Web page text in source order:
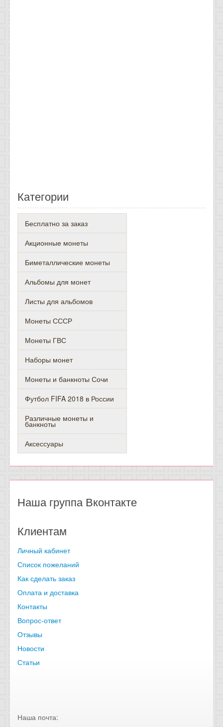
Категории
Бесплатно за заказ
Акционные монеты
Биметаллические монеты
Альбомы для монет
Листы для альбомов
Монеты СССР
Монеты ГВС
Наборы монет
Монеты и банкноты Сочи
Футбол FIFA 2018 в России
Различные монеты и
банкноты
Аксессуары
Наша группа Вконтакте
Клиентам
Личный кабинет
Список пожеланий
Как сделать заказ
Оплата и доставка
Контакты
Вопрос-ответ
Отзывы
Новости
Статьи
Наша почта: